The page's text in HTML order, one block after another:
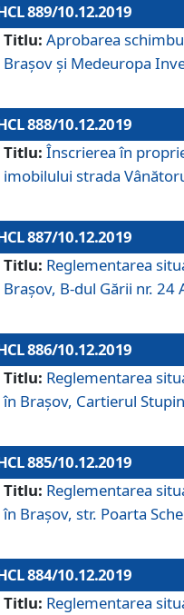
889/10.12.2019
Titlu: Aprobarea
Brașov și Medeuropa
888/10.12.2019
Titlu: Înscrierea în
imobilului strada
887/10.12.2019
Titlu: Reglementarea
Brașov, B-dul Gării nr. 24
886/10.12.2019
Titlu: Reglementarea
în Braşov, Cartierul
885/10.12.2019
Titlu: Reglementarea
în Brașov, str. Poarta
884/10.12.2019
Titlu: Reglementarea